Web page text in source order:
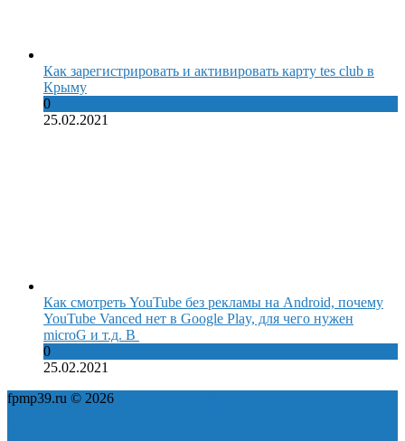
Как зарегистрировать и активировать карту tes club в
Крыму
0
25.02.2021
Как смотреть YouTube без рекламы на Android, почему
YouTube Vanced нет в Google Play, для чего нужен
microG и т.д. В
0
25.02.2021
fpmp39.ru © 2026